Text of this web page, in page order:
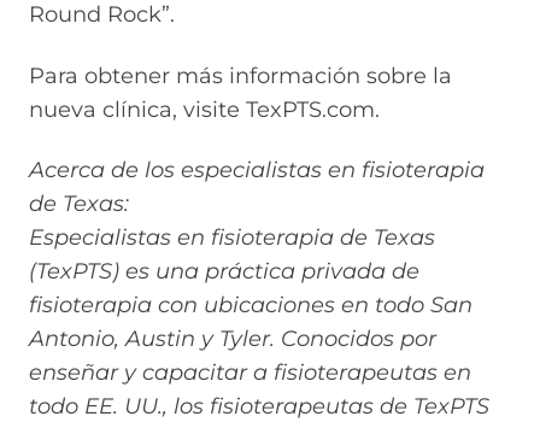
Round Rock”.
Para obtener más información sobre la
nueva clínica, visite TexPTS.com.
Acerca de los especialistas en fisioterapia
de Texas:
Especialistas en fisioterapia de Texas
(TexPTS) es una práctica privada de
fisioterapia con ubicaciones en todo San
Antonio, Austin y Tyler. Conocidos por
enseñar y capacitar a fisioterapeutas en
todo EE. UU., los fisioterapeutas de TexPTS